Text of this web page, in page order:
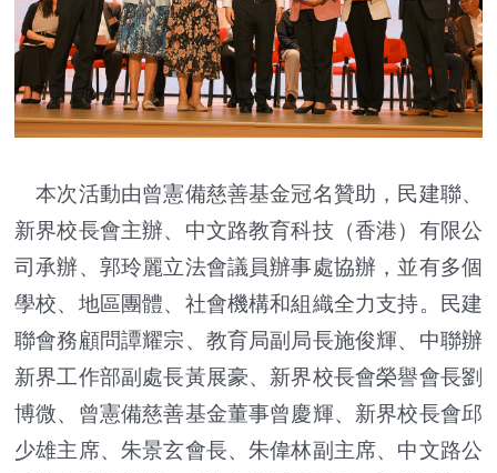
本次活動由曾憲備慈善基金冠名贊助，民建聯、
新界校長會主辦、中文路教育科技（香港）有限公
司承辦、郭玲麗立法會議員辦事處協辦，並有多個
學校、地區團體、社會機構和組織全力支持。民建
聯會務顧問譚耀宗、教育局副局長施俊輝、中聯辦
新界工作部副處長黃展豪、新界校長會榮譽會長劉
博微、曾憲備慈善基金董事曾慶輝、新界校長會邱
少雄主席、朱景玄會長、朱偉林副主席、中文路公